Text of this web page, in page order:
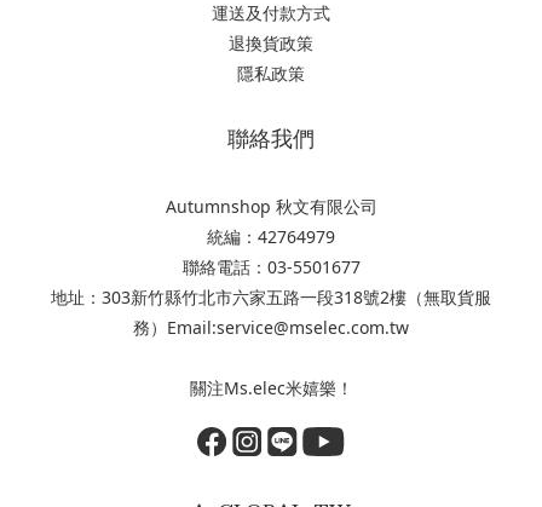
運送及付款方式
退換貨政策
隱私政策
聯絡我們
Autumnshop 秋文有限公司
統編：42764979
聯絡電話：03-5501677
地址：303新竹縣竹北市六家五路一段318號2樓（無取貨服
務）Email:service@mselec.com.tw
關注Ms.elec米嬉樂！